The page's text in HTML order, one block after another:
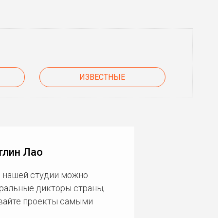
ИЗВЕСТНЫЕ
Лао
студии можно
дикторы страны,
проекты самыми